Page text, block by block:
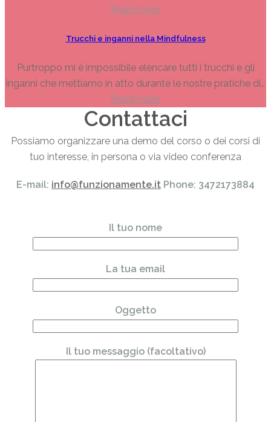
Read more
Trucchi e inganni nella Mindfulness
Purtroppo mi è impossibile elencare tutti i trucchi e gli
inganni che mettiamo in atto durante le nostre pratiche di…
Read more
Contattaci
Possiamo organizzare una demo del corso o dei corsi di
tuo interesse, in persona o via video conferenza
E-mail: info@funzionamente.it Phone: 3472173884
Il tuo nome
La tua email
Oggetto
Il tuo messaggio (facoltativo)